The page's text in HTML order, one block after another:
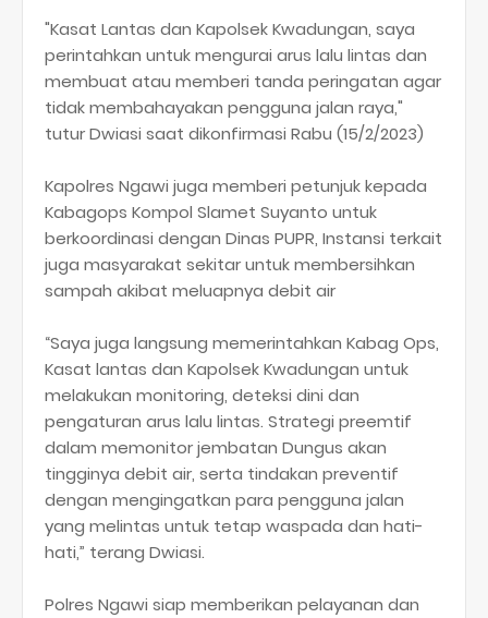
"Kasat Lantas dan Kapolsek Kwadungan, saya
perintahkan untuk mengurai arus lalu lintas dan
membuat atau memberi tanda peringatan agar
tidak membahayakan pengguna jalan raya,"
tutur Dwiasi saat dikonfirmasi Rabu (15/2/2023)
Kapolres Ngawi juga memberi petunjuk kepada
Kabagops Kompol Slamet Suyanto untuk
berkoordinasi dengan Dinas PUPR, Instansi terkait
juga masyarakat sekitar untuk membersihkan
sampah akibat meluapnya debit air
“Saya juga langsung memerintahkan Kabag Ops,
Kasat lantas dan Kapolsek Kwadungan untuk
melakukan monitoring, deteksi dini dan
pengaturan arus lalu lintas. Strategi preemtif
dalam memonitor jembatan Dungus akan
tingginya debit air, serta tindakan preventif
dengan mengingatkan para pengguna jalan
yang melintas untuk tetap waspada dan hati-
hati,” terang Dwiasi.
Polres Ngawi siap memberikan pelayanan dan